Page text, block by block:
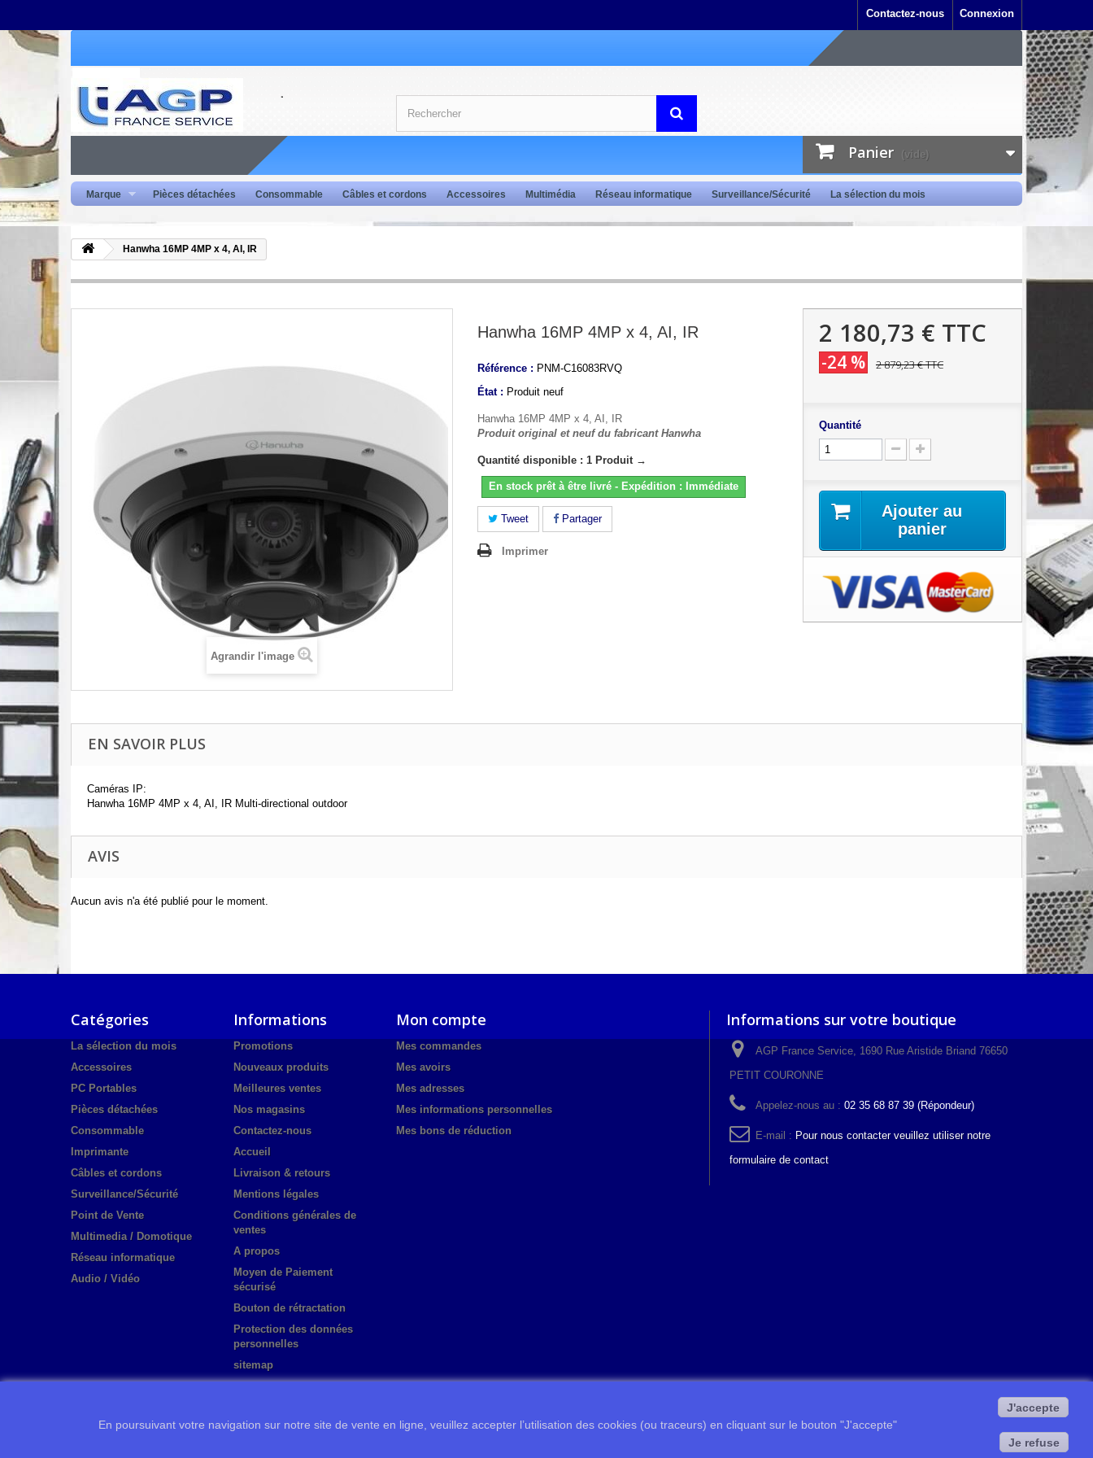
Connexion
Contactez-nous
Panier (vide)
Marque Pièces détachées Consommable Câbles et cordons Accessoires Multimédia Réseau informatique Surveillance/Sécurité La sélection du mois
Hanwha 16MP 4MP x 4, AI, IR
Agrandir l'image
Hanwha 16MP 4MP x 4, AI, IR
Référence : PNM-C16083RVQ
État : Produit neuf
Hanwha 16MP 4MP x 4, AI, IR
Produit original et neuf du fabricant Hanwha
Quantité disponible : 1 Produit →
En stock prêt à être livré - Expédition : Immédiate
Tweet Partager
Imprimer
2 180,73 € TTC
-24 % 2 879,23 €TTC
Quantité
Ajouter au
panier
EN SAVOIR PLUS
Caméras IP:
Hanwha 16MP 4MP x 4, AI, IR Multi-directional outdoor
AVIS
Aucun avis n'a été publié pour le moment.
Catégories
La sélection du mois
Accessoires
PC Portables
Pièces détachées
Consommable
Imprimante
Câbles et cordons
Surveillance/Sécurité
Point de Vente
Multimedia / Domotique
Réseau informatique
Audio / Vidéo
Informations
Promotions
Nouveaux produits
Meilleures ventes
Nos magasins
Contactez-nous
Accueil
Livraison & retours
Mentions légales
Conditions générales de
ventes
A propos
Moyen de Paiement
sécurisé
Bouton de rétractation
Protection des données
personnelles
sitemap
Mon compte
Mes commandes
Mes avoirs
Mes adresses
Mes informations personnelles
Mes bons de réduction
Informations sur votre boutique
AGP France Service, 1690 Rue Aristide Briand 76650
PETIT COURONNE
Appelez-nous au : 02 35 68 87 39 (Répondeur)
E-mail : Pour nous contacter veuillez utiliser notre
formulaire de contact
En poursuivant votre navigation sur notre site de vente en ligne, veuillez accepter l’utilisation des cookies (ou traceurs) en cliquant sur le bouton "J'accepte"
J'accepte
Je refuse